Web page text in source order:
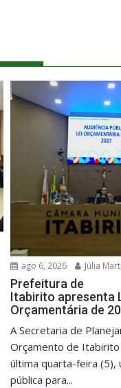
ago 6, 2026 Júlia
Prefeitura de
Itabirito apresenta
Orçamentária de
A Secretaria de
Orçamento de Itabirito
última quarta-feira (5),
pública para...